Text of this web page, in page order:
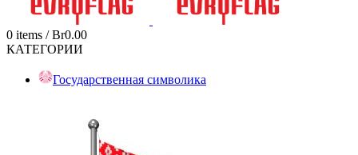
0 items / Br0.00
КАТЕГОРИИ
Государственная символика